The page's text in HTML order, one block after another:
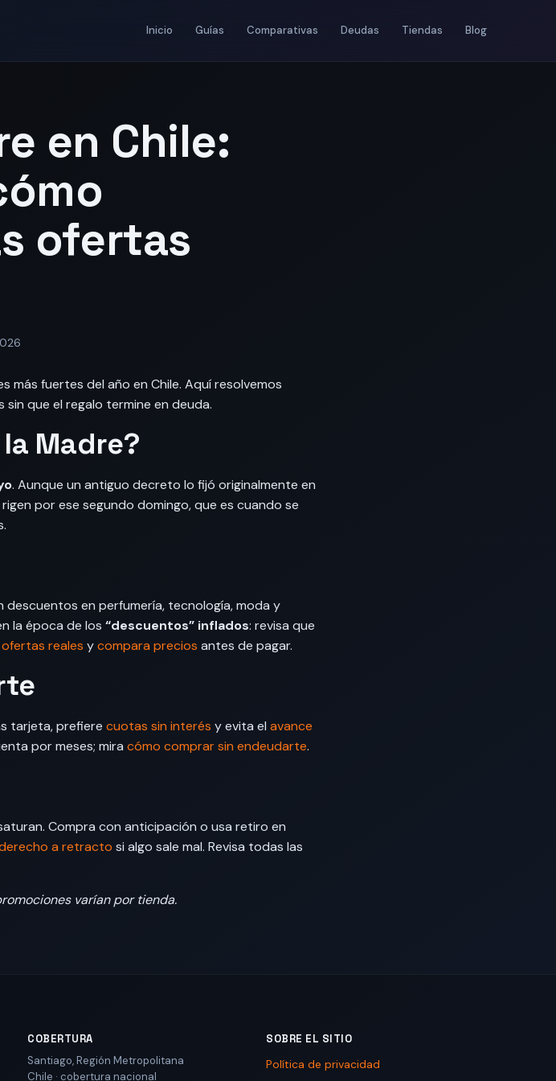
Inicio Guías Comparativas Deudas Tiendas Blog
en Chile:
ofertas
más fuertes del año en Chile. Aquí resolvemos
que el regalo termine en deuda.
Madre?
. Aunque un antiguo decreto lo fijó originalmente en
por ese segundo domingo, que es cuando se
descuentos en perfumería, tecnología, moda y
la época de los “descuentos” inflados: revisa que
reales ycompara precios antes de pagar.
tarjeta, prefiere cuotas sin interés y evita el avance
por meses; mira cómo comprar sin endeudarte.
Compra con anticipación o usa retiro en
a retracto si algo sale mal. Revisa todas las
varían por tienda.
COBERTURA
Santiago,Región Metropolitana
Chile · cobertura nacional
SOBRE EL SITIO
Política de privacidad